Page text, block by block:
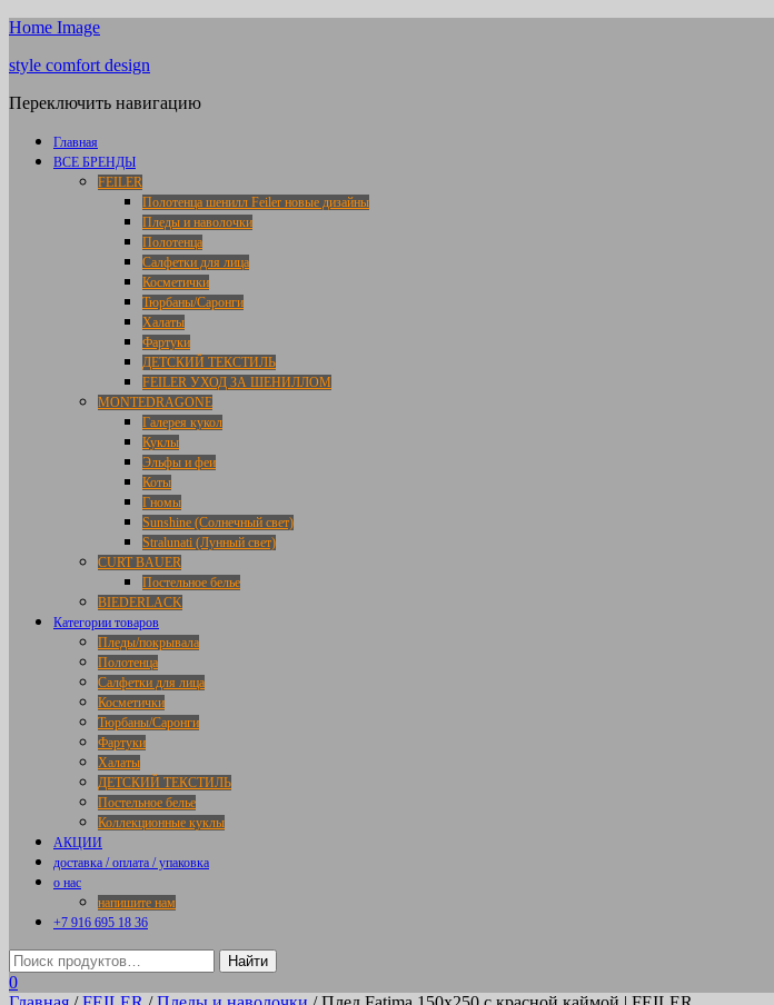
Home Image
style comfort design
Переключить навигацию
Главная
ВСЕ БРЕНДЫ
FEILER
Полотенца шенилл Feiler новые дизайны
Пледы и наволочки
Полотенца
Салфетки для лица
Косметички
Тюрбаны/Саронги
Халаты
Фартуки
ДЕТСКИЙ ТЕКСТИЛЬ
FEILER УХОД ЗА ШЕНИЛЛОМ
MONTEDRAGONE
Галерея кукол
Куклы
Эльфы и феи
Коты
Гномы
Sunshine (Солнечный свет)
Stralunati (Лунный свет)
CURT BAUER
Постельное белье
BIEDERLACK
Категории товаров
Пледы/покрывала
Полотенца
Салфетки для лица
Косметички
Тюрбаны/Саронги
Фартуки
Халаты
ДЕТСКИЙ ТЕКСТИЛЬ
Постельное белье
Коллекционные куклы
АКЦИИ
доставка / оплата / упаковка
о нас
напишите нам
+7 916 695 18 36
0